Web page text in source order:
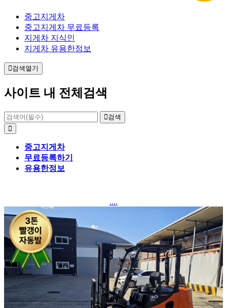
중고지게차
중고지게차 무료등록
지게차 지식인
지게차 유용한정보
검색열기
사이트 내 전체검색
검색
중고지게차
무료등록하기
유용한정보
....